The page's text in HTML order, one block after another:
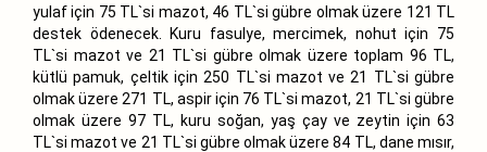
yulaf için 75 TL`si mazot, 46 TL`si gübre olmak üzere 121 TL
destek ödenecek. Kuru fasulye, mercimek, nohut için 75
TL`si mazot ve 21 TL`si gübre olmak üzere toplam 96 TL,
kütlü pamuk, çeltik için 250 TL`si mazot ve 21 TL`si gübre
olmak üzere 271 TL, aspir için 76 TL`si mazot, 21 TL`si gübre
olmak üzere 97 TL, kuru soğan, yaş çay ve zeytin için 63
TL`si mazot ve 21 TL`si gübre olmak üzere 84 TL, dane mısır,